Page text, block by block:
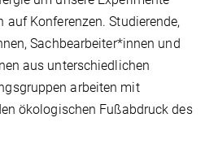
Konferenzen. Studierende,
Sachbearbeiter*innen und
aus unterschiedlichen
arbeiten mit
ökologischen Fußabdruck des